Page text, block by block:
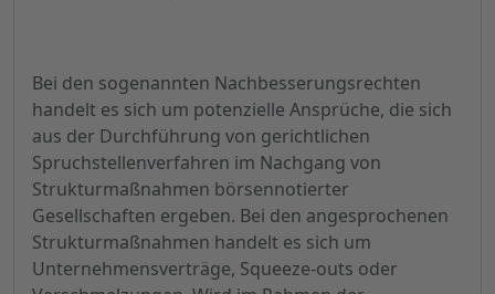
Bei den sogenannten Nachbesserungsrechten
handelt es sich um potenzielle Ansprüche, die sich
aus der Durchführung von gerichtlichen
Spruchstellenverfahren im Nachgang von
Strukturmaßnahmen börsennotierter
Gesellschaften ergeben. Bei den angesprochenen
Strukturmaßnahmen handelt es sich um
Unternehmensverträge, Squeeze-outs oder